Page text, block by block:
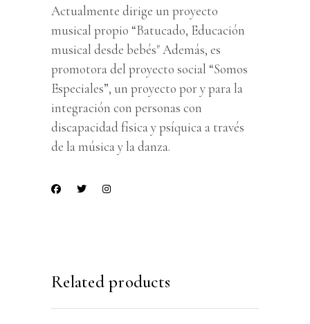
Actualmente dirige un proyecto
musical propio “Batucado, Educación
musical desde bebés" Además, es
promotora del proyecto social “Somos
Especiales”, un proyecto por y para la
integración con personas con
discapacidad física y psíquica a través
de la música y la danza.
Related products